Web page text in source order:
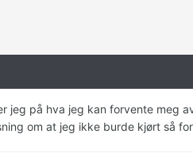
jeg på hva jeg kan forvente meg
om at jeg ikke burde kjørt så